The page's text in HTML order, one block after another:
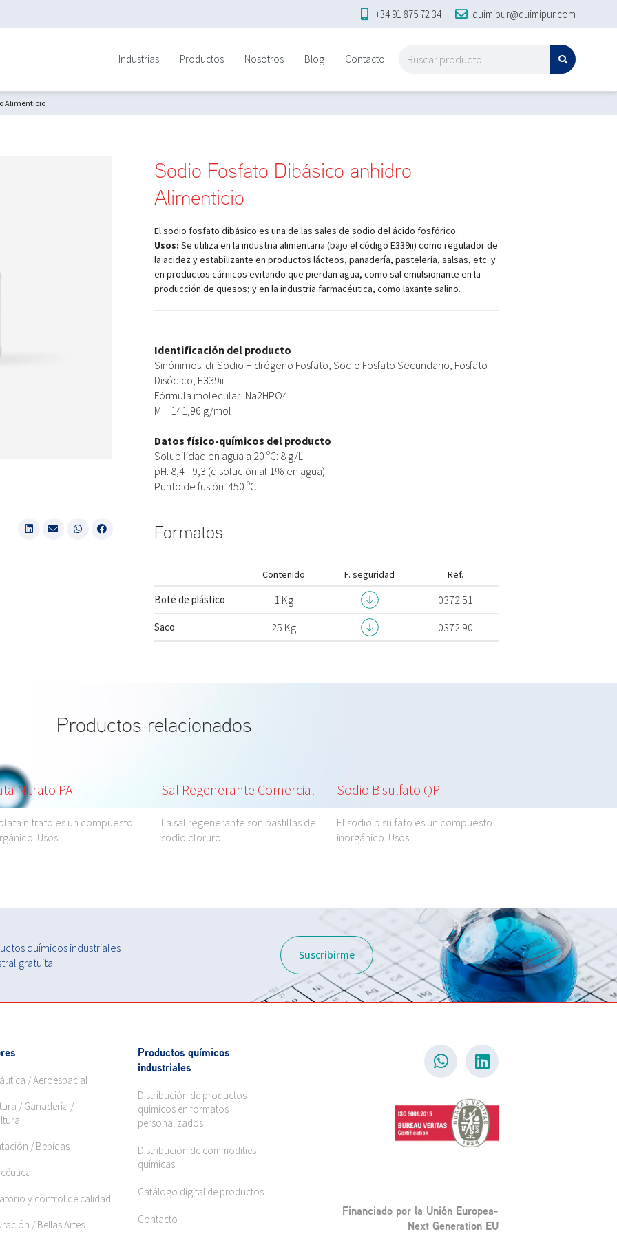
+34 91 875 72 34 quimipur@quimipur.com
Industrias Productos Nosotros Blog Contacto
Alimenticio
Sodio Fosfato Dibásico anhidro
Alimenticio
El sodio fosfato dibásico es una de las sales de sodio del ácido fosfórico.
Usos: Se utiliza en la industria alimentaria (bajo el código E339ii) como regulador de
la acidez y estabilizante en productos lácteos, panadería, pastelería, salsas, etc. y
en productos cárnicos evitando que pierdan agua, como sal emulsionante en la
producción de quesos; y en la industria farmacéutica, como laxante salino.
Identificación del producto
Sinónimos: di-Sodio Hidrógeno Fosfato, Sodio Fosfato Secundario, Fosfato
Disódico, E339ii
Fórmula molecular: Na2HPO4
M = 141,96 g/mol
Datos físico-químicos del producto
Solubilidad en agua a 20 ºC: 8 g/L
pH: 8,4 - 9,3 (disolución al 1% en agua)
Punto de fusión: 450 ºC
Formatos
Contenido F. seguridad Ref.
Bote de plástico 1 Kg 0372.51
Saco 25 Kg 0372.90
Productos relacionados
Nitrato PA
nitrato es un compuesto
Usos:…
Sal Regenerante Comercial
La sal regenerante son pastillas de
sodio cloruro…
Sodio Bisulfato QP
El sodio bisulfato es un compuesto
inorgánico. Usos:…
ASTM B117
químicos industriales
gratuita.
Suscribirme
/ Aeroespacial
/ Ganadería /
/ Bebidas
y control de calidad
/ Bellas Artes
Productos químicos
industriales
Distribución de productos
químicos en formatos
personalizados
Distribución de commodities
químicas
Catálogo digital de productos
Contacto
Financiado por la Unión Europea-
Next Generation EU